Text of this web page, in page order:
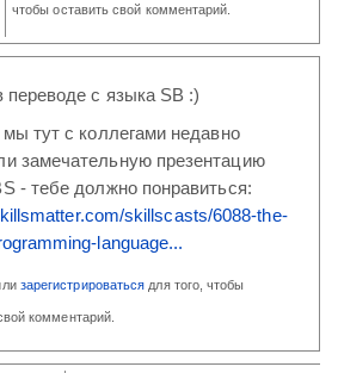
чтобы оставить свой комментарий.
переводе с языка SB :)
мы тут с коллегами недавно
замечательную презентацию
- тебе должно понравиться:
skillscasts/6088-the-
language...
зарегистрироваться для того, чтобы
комментарий.